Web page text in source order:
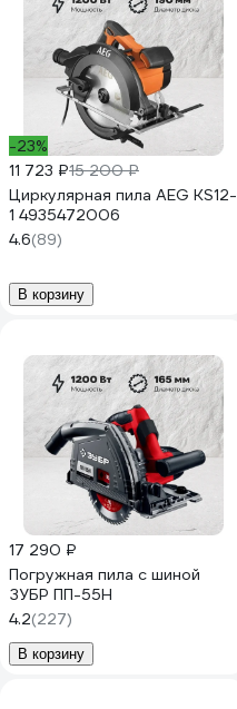
-23%
11 723 ₽15 200 ₽
Циркулярная пила AEG KS12-
1 4935472006
4.6(89)
В корзину
17 290 ₽
Погружная пила с шиной
ЗУБР ПП-55Н
4.2(227)
В корзину